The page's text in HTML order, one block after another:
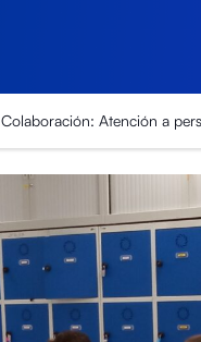
Colaboración: Atención a